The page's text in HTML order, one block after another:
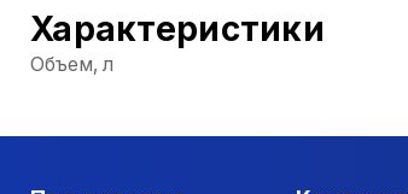
Характеристики
Объем, л